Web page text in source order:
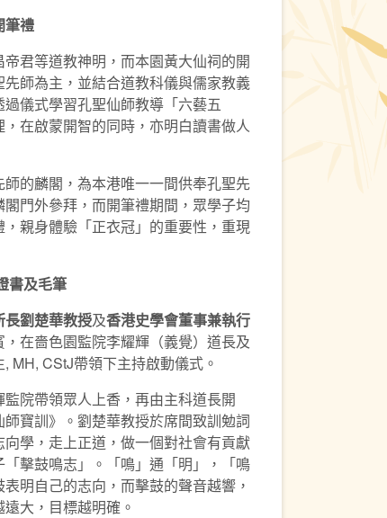
筆禮
君等道教神明，而本園黃大仙祠的開
師為主，並結合道教科儀與儒家教義
儀式學習孔聖仙師教導「六藝五
在啟蒙開智的同時，亦明白讀書做人
的麟閣，為本港唯一一間供奉孔聖先
門外參拜，而開筆禮期間，眾學子均
親身體驗「正衣冠」的重要性，重現
書及毛筆
長劉楚華教授及香港史學會董事兼執行
在嗇色園監院李耀輝（義覺）道長及
MH, CStJ帶領下主持啟動儀式。
院帶領眾人上香，再由主科道長開
寶訓》。劉楚華教授於席間致訓勉詞
學，走上正道，做一個對社會有貢獻
擊鼓鳴志」。「鳴」通「明」，「鳴
明自己的志向，而擊鼓的聲音越響，
大，目標越明確。